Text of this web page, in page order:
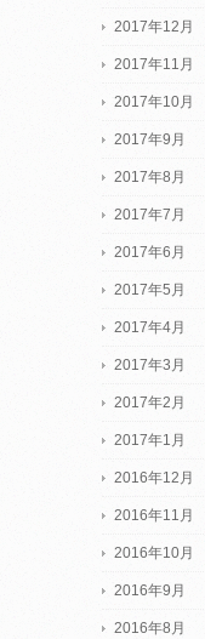
2017年12月
2017年11月
2017年10月
2017年9月
2017年8月
2017年7月
2017年6月
2017年5月
2017年4月
2017年3月
2017年2月
2017年1月
2016年12月
2016年11月
2016年10月
2016年9月
2016年8月